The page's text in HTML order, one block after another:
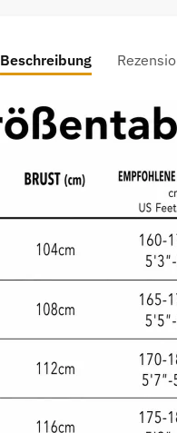
Beschreibung